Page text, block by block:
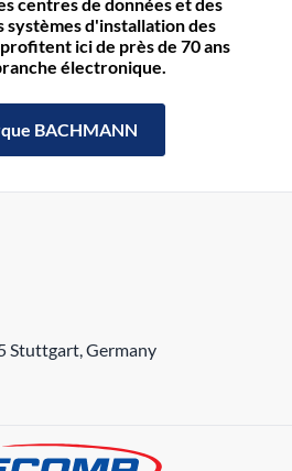
systèmes d'installation des
ici de près de 70 ans
électronique.
BACHMANN
Stuttgart, Germany